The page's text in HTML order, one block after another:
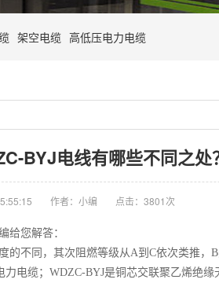
架空电缆 高低压电力电缆
BYJ电线有哪些不同之处
作者：小编 点击： 3801次
给您解答：
的不同，其次阻燃等级从A到C依次类推，
电缆；WDZC-BYJ是铜芯交联聚乙烯绝缘